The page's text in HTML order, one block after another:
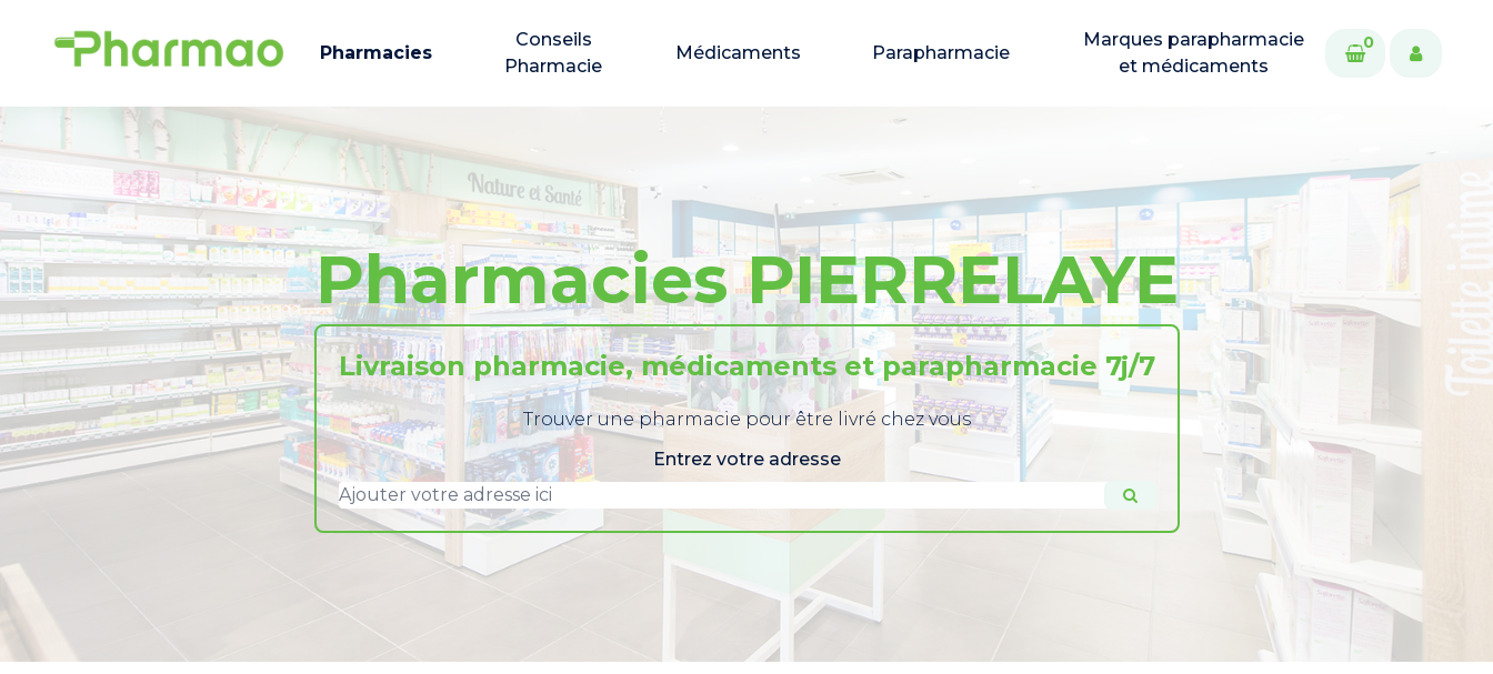
Pharmacies
Conseils
Pharmacie
Médicaments Parapharmacie
Marques parapharmacie
et médicaments
0
Pharmacies PIERRELAYE
Livraison pharmacie, médicaments et parapharmacie 7j/7
Trouver une pharmacie pour être livré chez vous
Entrez votre adresse